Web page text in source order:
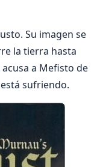
Su imagen se
la tierra hasta
a Mefisto de
sufriendo.